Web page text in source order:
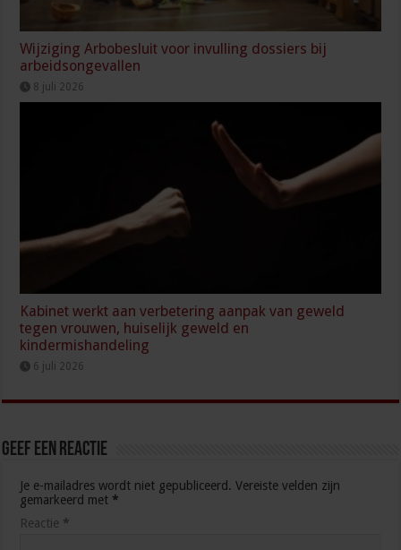
Wijziging Arbobesluit voor invulling dossiers bij
arbeidsongevallen
8 juli 2026
Kabinet werkt aan verbetering aanpak van geweld
tegen vrouwen, huiselijk geweld en
kindermishandeling
6 juli 2026
Geef een reactie
Je e-mailadres wordt niet gepubliceerd. Vereiste velden zijn
gemarkeerd met *
Reactie *